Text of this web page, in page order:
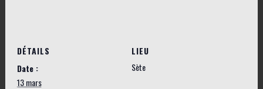
DÉTAILS
Date :
13 mars
LIEU
Sète